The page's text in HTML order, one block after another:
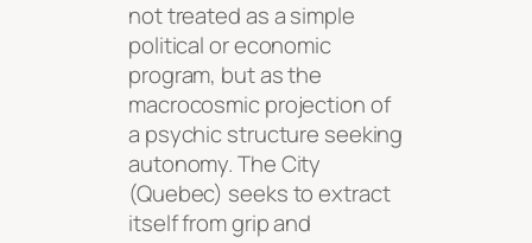
not treated as a simple
political or economic
program, but as the
macrocosmic projection of
a psychic structure seeking
autonomy. The City
(Quebec) seeks to extract
itself from grip and